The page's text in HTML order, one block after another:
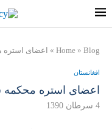
Home » Blog
» اعضای
افغانستان
اعضای استره محکمه
4 سرطان 1390